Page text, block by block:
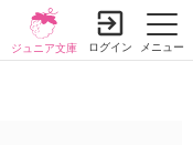
メニュー
ジュニア文庫 ログイン